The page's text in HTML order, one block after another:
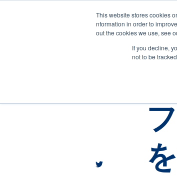
This website stores cookies
nformation in order to
out the cookies we use, see
If you decline,
not to be